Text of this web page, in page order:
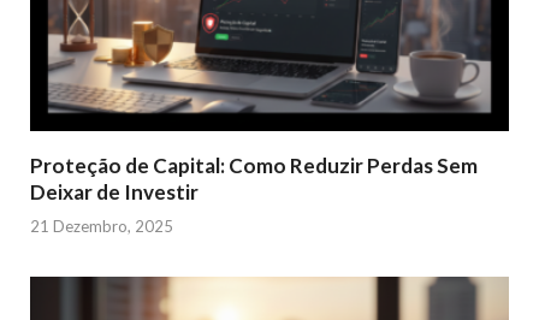
Proteção de Capital: Como Reduzir Perdas Sem
Deixar de Investir
21 Dezembro, 2025